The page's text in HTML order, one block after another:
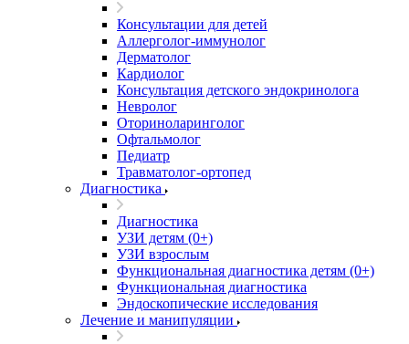
Консультации для детей
Аллерголог-иммунолог
Дерматолог
Кардиолог
Консультация детского эндокринолога
Невролог
Оториноларинголог
Офтальмолог
Педиатр
Травматолог-ортопед
Диагностика
Диагностика
УЗИ детям (0+)
УЗИ взрослым
Функциональная диагностика детям (0+)
Функциональная диагностика
Эндоскопические исследования
Лечение и манипуляции